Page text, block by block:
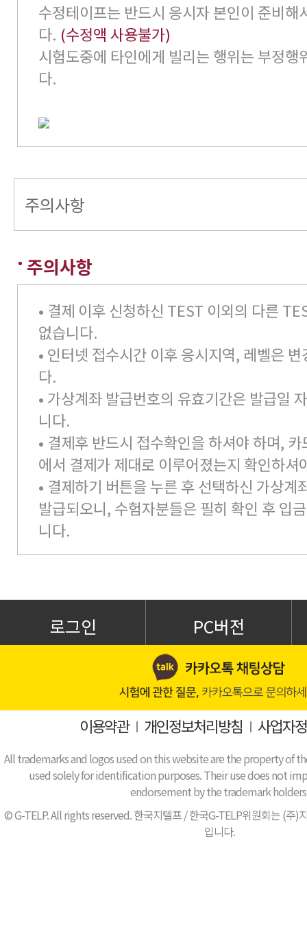
수정테이프는 반드시 응시자 본인이 준비해
다. (수정액 사용불가)
시험도중에 타인에게 빌리는 행위는 부정행
다.
주의사항
주의사항
• 결제 이후 신청하신 TEST 이외의 다른
없습니다.
• 인터넷 접수시간 이후 응시지역, 레벨은
다.
• 가상계좌 발급번호의 유효기간은 발급일
니다.
• 결제후 반드시 접수확인을 하셔야 하며,
에서 결제가 제대로 이루어졌는지 확인하셔
• 결제하기 버튼을 누른 후 선택하신 가상계
발급되오니, 수험자분들은 필히 확인 후 입
니다.
로그인 PC버전
이용약관I 개인정보처리방침 I 사업자
All trademarks and logos used on this website are the property of
used solely for identification purposes. Their use does not
endorsement by the trademark
© G-TELP. All rights reserved. 한국지텔프 / 한국G-TELP위원회는 (주)
입니다.